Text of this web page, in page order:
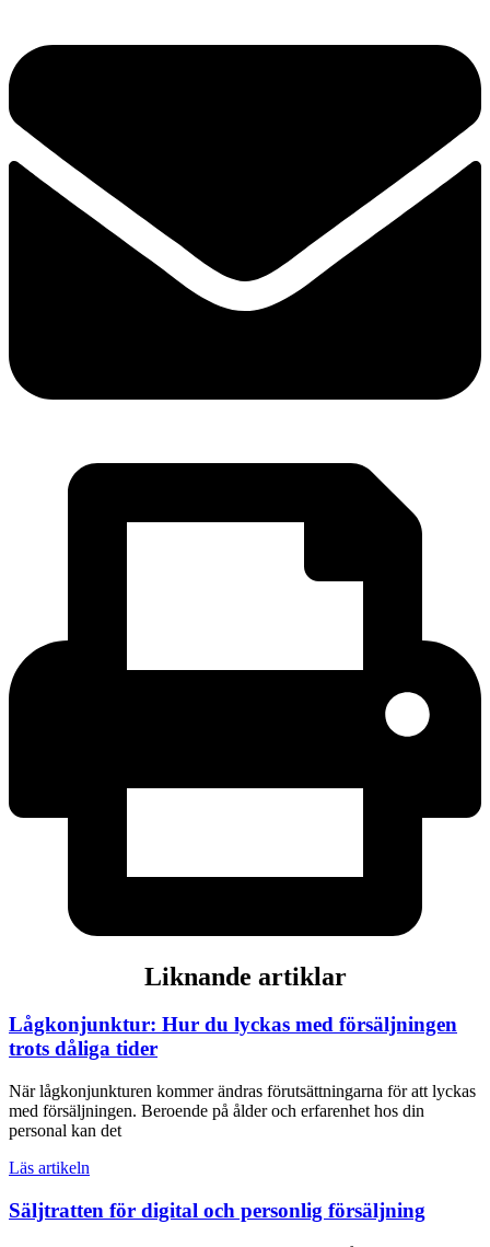
Liknande artiklar
Lågkonjunktur: Hur du lyckas med försäljningen
trots dåliga tider
När lågkonjunkturen kommer ändras förutsättningarna för att lyckas
med försäljningen. Beroende på ålder och erfarenhet hos din
personal kan det
Läs artikeln
Säljtratten för digital och personlig försäljning